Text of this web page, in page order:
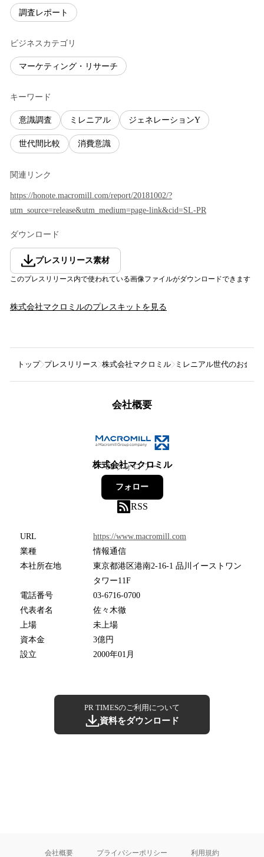
調査レポート
ビジネスカテゴリ
マーケティング・リサーチ
キーワード
意識調査 ミレニアル ジェネレーションY
世代間比較 消費意識
関連リンク
https://honote.macromill.com/report/20181002/?
utm_source=release&utm_medium=page-link&cid=SL-PR
ダウンロード
プレスリリース素材
このプレスリリース内で使われている画像ファイルがダウンロードできます
株式会社マクロミルのプレスキットを見る
トップ プレスリリース 株式会社マクロミル ミレニアル世代のお金に
会社概要
株式会社マクロミル
88フォロワー
フォロー
RSS
URL
https://www.macromill.com
業種
情報通信
本社所在地
東京都港区港南2-16-1 品川イーストワン
タワー11F
電話番号
03-6716-0700
代表者名
佐々木徹
上場
未上場
資本金
3億円
設立
2000年01月
PR TIMESのご利用について
資料をダウンロード
会社概要 プライバシーポリシー 利用規約